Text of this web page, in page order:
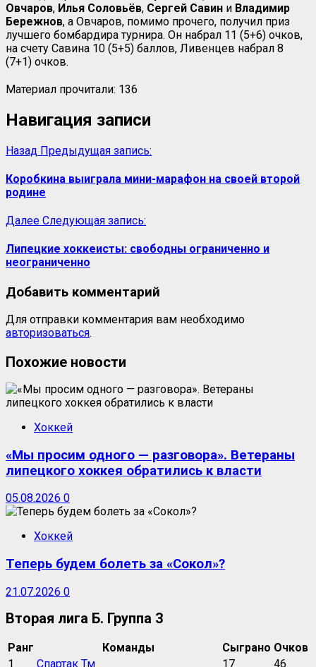
Овчаров, Илья Соловьёв, Сергей Савин и Владимир
Бережнов, а Овчаров, помимо прочего, получил приз
лучшего бомбардира турнира. Он набрал 11 (5+6) очков,
на счету Савина 10 (5+5) баллов, Ливенцев набрал 8
(7+1) очков.
Материал прочитали: 136
Навигация записи
Назад Предыдущая запись:
Коробкина выиграла мини-марафон на своей второй
родине
Далее Следующая запись:
Липецкие хоккеисты: свободны ограниченно и
неограниченно
Добавить комментарий
Для отправки комментария вам необходимо
авторизоваться.
Похожие новости
Хоккей
«Мы просим одного — разговора». Ветераны
липецкого хоккея обратились к власти
05.08.2026 0
Хоккей
Теперь будем болеть за «Сокол»?
21.07.2026 0
Вторая лига Б. Группа 3
Ранг Команды Сыграно Очков
1
Спартак Тм 17
46